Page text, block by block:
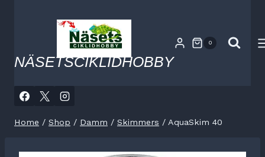
NÄSETSCIKLIDHOBBY
0
Home / Shop / Damm / Skimmers / AquaSkim 40